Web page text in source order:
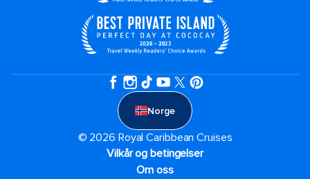
Norge
© 2026 Royal Caribbean Cruises
Vilkår og betingelser
Om oss